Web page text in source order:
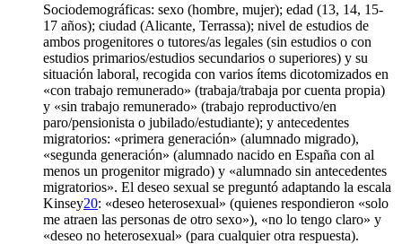
Sociodemográficas: sexo (hombre, mujer); edad (13, 14, 15-
17 años); ciudad (Alicante, Terrassa); nivel de estudios de
ambos progenitores o tutores/as legales (sin estudios o con
estudios primarios/estudios secundarios o superiores) y su
situación laboral, recogida con varios ítems dicotomizados en
«con trabajo remunerado» (trabaja/trabaja por cuenta propia)
y «sin trabajo remunerado» (trabajo reproductivo/en
paro/pensionista o jubilado/estudiante); y antecedentes
migratorios: «primera generación» (alumnado migrado),
«segunda generación» (alumnado nacido en España con al
menos un progenitor migrado) y «alumnado sin antecedentes
migratorios». El deseo sexual se preguntó adaptando la escala
Kinsey20: «deseo heterosexual» (quienes respondieron «solo
me atraen las personas de otro sexo»), «no lo tengo claro» y
«deseo no heterosexual» (para cualquier otra respuesta).